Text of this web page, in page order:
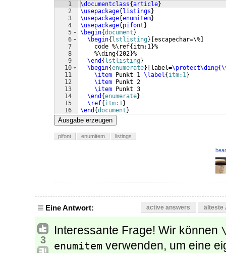
1
2
3
4
5
6
7
8
9
10
11
12
13
14
15
16
\documentclass{article}
\usepackage{ listings }
\usepackage{enumitem}
\usepackage{ pifont }
\begin{document }
\begin{ lstlisting } [escapechar=\%]
    code %\ref{itm:1}%
    %\ding{202}%
\end { lstlisting }
\begin{enumerate} label=\protect\ding{
\item Punkt 1 \label{ itm:1}
\item Punkt 2
\item Punkt 3
\end {enumerate}
\ref{ itm:1}
\end {document }
Ausgabe erzeugen
pifont enumitem listings
Eine Antwort: active answers älteste
3
Interessante Frage! Wir können
enumitem verwenden, um eine